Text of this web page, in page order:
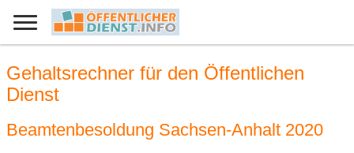
Gehaltsrechner für den Öffentlichen
Dienst
Beamtenbesoldung Sachsen-Anhalt 2020